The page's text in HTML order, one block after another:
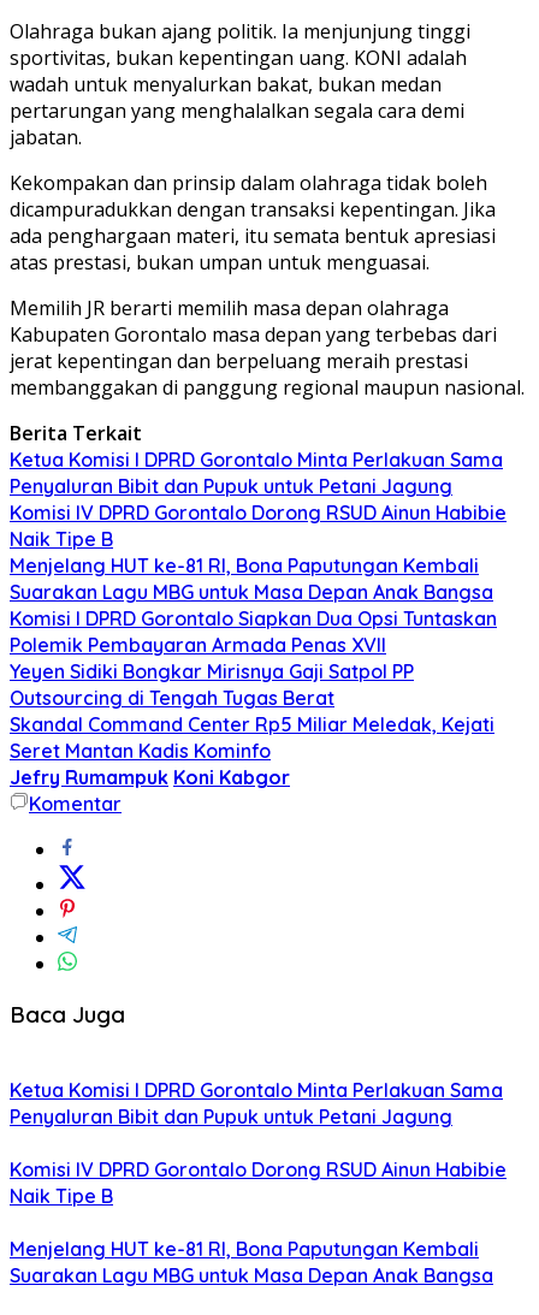
Olahraga bukan ajang politik. Ia menjunjung tinggi
sportivitas, bukan kepentingan uang. KONI adalah
wadah untuk menyalurkan bakat, bukan medan
pertarungan yang menghalalkan segala cara demi
jabatan.
Kekompakan dan prinsip dalam olahraga tidak boleh
dicampuradukkan dengan transaksi kepentingan. Jika
ada penghargaan materi, itu semata bentuk apresiasi
atas prestasi, bukan umpan untuk menguasai.
Memilih JR berarti memilih masa depan olahraga
Kabupaten Gorontalo masa depan yang terbebas dari
jerat kepentingan dan berpeluang meraih prestasi
membanggakan di panggung regional maupun nasional.
Berita Terkait
Ketua Komisi I DPRD Gorontalo Minta Perlakuan Sama
Penyaluran Bibit dan Pupuk untuk Petani Jagung
Komisi IV DPRD Gorontalo Dorong RSUD Ainun Habibie
Naik Tipe B
Menjelang HUT ke-81 RI, Bona Paputungan Kembali
Suarakan Lagu MBG untuk Masa Depan Anak Bangsa
Komisi I DPRD Gorontalo Siapkan Dua Opsi Tuntaskan
Polemik Pembayaran Armada Penas XVII
Yeyen Sidiki Bongkar Mirisnya Gaji Satpol PP
Outsourcing di Tengah Tugas Berat
Skandal Command Center Rp5 Miliar Meledak, Kejati
Seret Mantan Kadis Kominfo
Jefry Rumampuk Koni Kabgor
Komentar
Baca Juga
Ketua Komisi I DPRD Gorontalo Minta Perlakuan Sama
Penyaluran Bibit dan Pupuk untuk Petani Jagung
Komisi IV DPRD Gorontalo Dorong RSUD Ainun Habibie
Naik Tipe B
Menjelang HUT ke-81 RI, Bona Paputungan Kembali
Suarakan Lagu MBG untuk Masa Depan Anak Bangsa